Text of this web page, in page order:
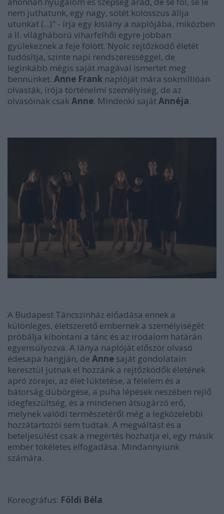
nem juthatunk, egy nagy, sötét kolosszus állja
utunkat (...)" - írja egy kislány a naplójába, miközben
a II. világháború viharfelhői egyre jobban
gyülekeznek a feje fölött. Nyolc rejtőzködő életét
tudósítja, szinte napi rendszerességgel, de
leginkább mégis saját magával ismertet meg
bennünket. Anne Frank naplóját mára sokmillióan
olvasták, írója történelmi személyiség, de az
olvasóinak csakAnne. Mindenki sajátAnnéja.
A Budapest Táncszínház előadása ennek a
különleges, életszerető embernek a személyiségét
próbálja kibontani a tánc és az irodalom határán
egyensúlyozva. A lánya naplóját először olvasó
édesapa hangján, de Anne saját gondolatain
keresztül jutnak el hozzánk a rejtőzködők életének
apró zörejei, az élet lüktetése, a félelem és a
bátorság dübörgése, a puha lépések neszében rejlő
idegfeszültség, és a mindenen átsugárzó erő,
melynek valódi természetéről még a legközelebbi
hozzátartozói sem tudtak. A megváltást és a
beteljesülést csak a megértés hozhatja el, egy másik
ember tökéletes elfogadása. Mindannyiunk
számára.
Koreográfus: Földi Béla